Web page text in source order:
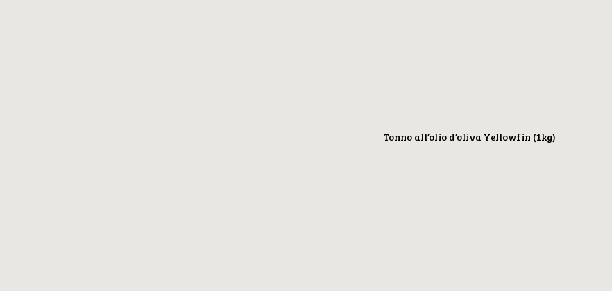
Tonno all’olio d’oliva Yellowfin (1kg)